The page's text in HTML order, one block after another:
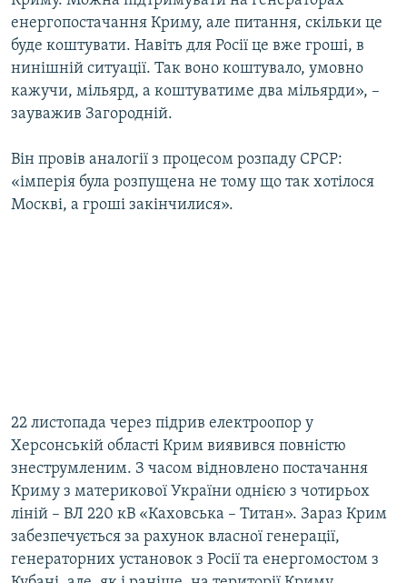
енергопостачання Криму, але питання, скільки це
буде коштувати. Навіть для Росії це вже гроші, в
нинішній ситуації. Так воно коштувало, умовно
кажучи, мільярд, а коштуватиме два мільярди», –
зауважив Загородній.
Він провів аналогії з процесом розпаду СРСР:
«імперія була розпущена не тому що так хотілося
Москві, а гроші закінчилися».
22 листопада через підрив електроопор у
Херсонській області Крим виявився повністю
знеструмленим. З часом відновлено постачання
Криму з материкової України однією з чотирьох
ліній – ВЛ 220 кВ «Каховська – Титан». Зараз Крим
забезпечується за рахунок власної генерації,
генераторних установок з Росії та енергомостом з